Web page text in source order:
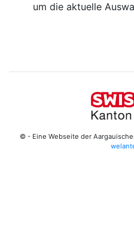
um die aktuelle
© - Eine Webseite der